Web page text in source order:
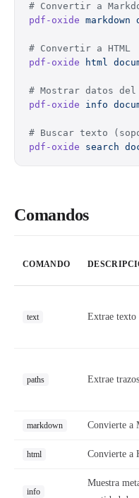
# Convertir a
pdf-oxide markdown
# Convertir a HTML
pdf-oxide html
# Mostrar datos
pdf-oxide info
# Buscar texto
pdf-oxide search
Comandos
COMANDO
text Extrae texto
paths Extrae
markdown Convierte a
html Convierte a
info
Muestra